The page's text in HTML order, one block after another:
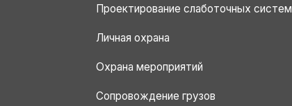
Проектирование слаботочных систем
Личная охрана
Охрана мероприятий
Сопровождение грузов